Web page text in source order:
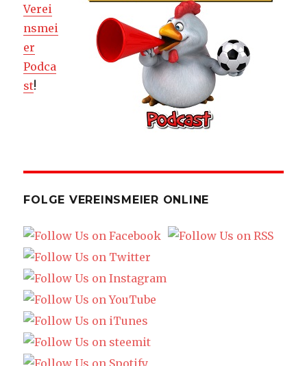
Verei
nsmei
er
Podca
st!
FOLGE VEREINSMEIER ONLINE